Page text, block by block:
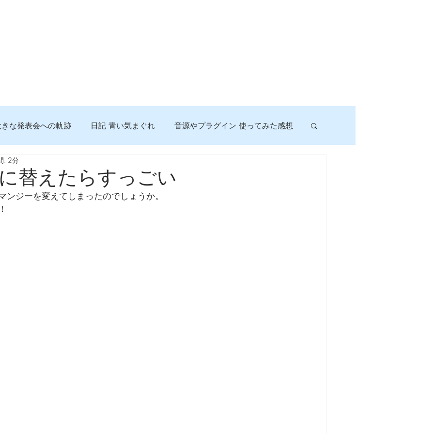
な発表会への軌跡 日記 青い気まぐれ 音源やプラグイン 使ってみた感想
っておきたいコト
食べんじーの美味しい記事 便利な経験、新しいコトに挑戦しよう
替えたらすっごい
: 2分
ンジーを変えてしまったのでしょうか。